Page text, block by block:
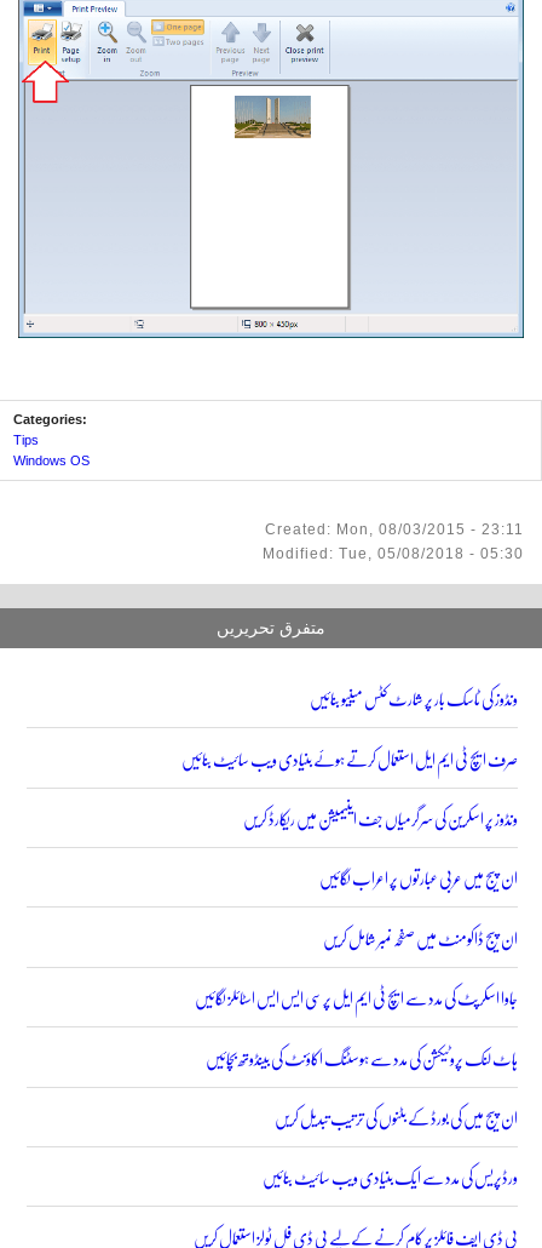
Categories:
Tips
Windows OS
Created: Mon, 08/03/2015 - 23:11
Modified: Tue, 05/08/2018 - 05:30
متفرق تحریریں
ونڈوز کی ٹاسک بار پر شارٹ کٹس مینیو بنائیں
صرف ایچ ٹی ایم ایل استعمال کرتے ہوئے بنیادی ویب سائیٹ بنائیں
ونڈوز پر اسکرین کی سرگرمیاں جف اینیمیشن میں ریکارڈ کریں
ان پیج میں عربی عبارتوں پر اعراب لگائیں
ان پیج ڈاکومنٹ میں صفحہ نمبر شامل کریں
جاوا اسکرپٹ کی مدد سے ایچ ٹی ایم ایل پر سی ایس ایس اسٹائلز لگائیں
ہاٹ لنک پروٹیکشن کی مدد سے ہوسٹنگ اکاؤنٹ کی بینڈوتھ بچائیں
ان پیج میں کی بورڈ کے بٹنوں کی ترتیب تبدیل کریں
ورڈپریس کی مدد سے ایک بنیادی ویب سائیٹ بنائیں
پی ڈی ایف فائلز پر کام کرنے کے لیے پی ڈی فل ٹولز استعمال کریں